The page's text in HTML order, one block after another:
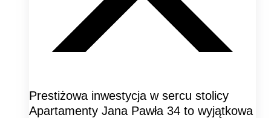
Prestiżowa inwestycja w sercu stolicy
Apartamenty Jana Pawła 34 to wyjątkowa